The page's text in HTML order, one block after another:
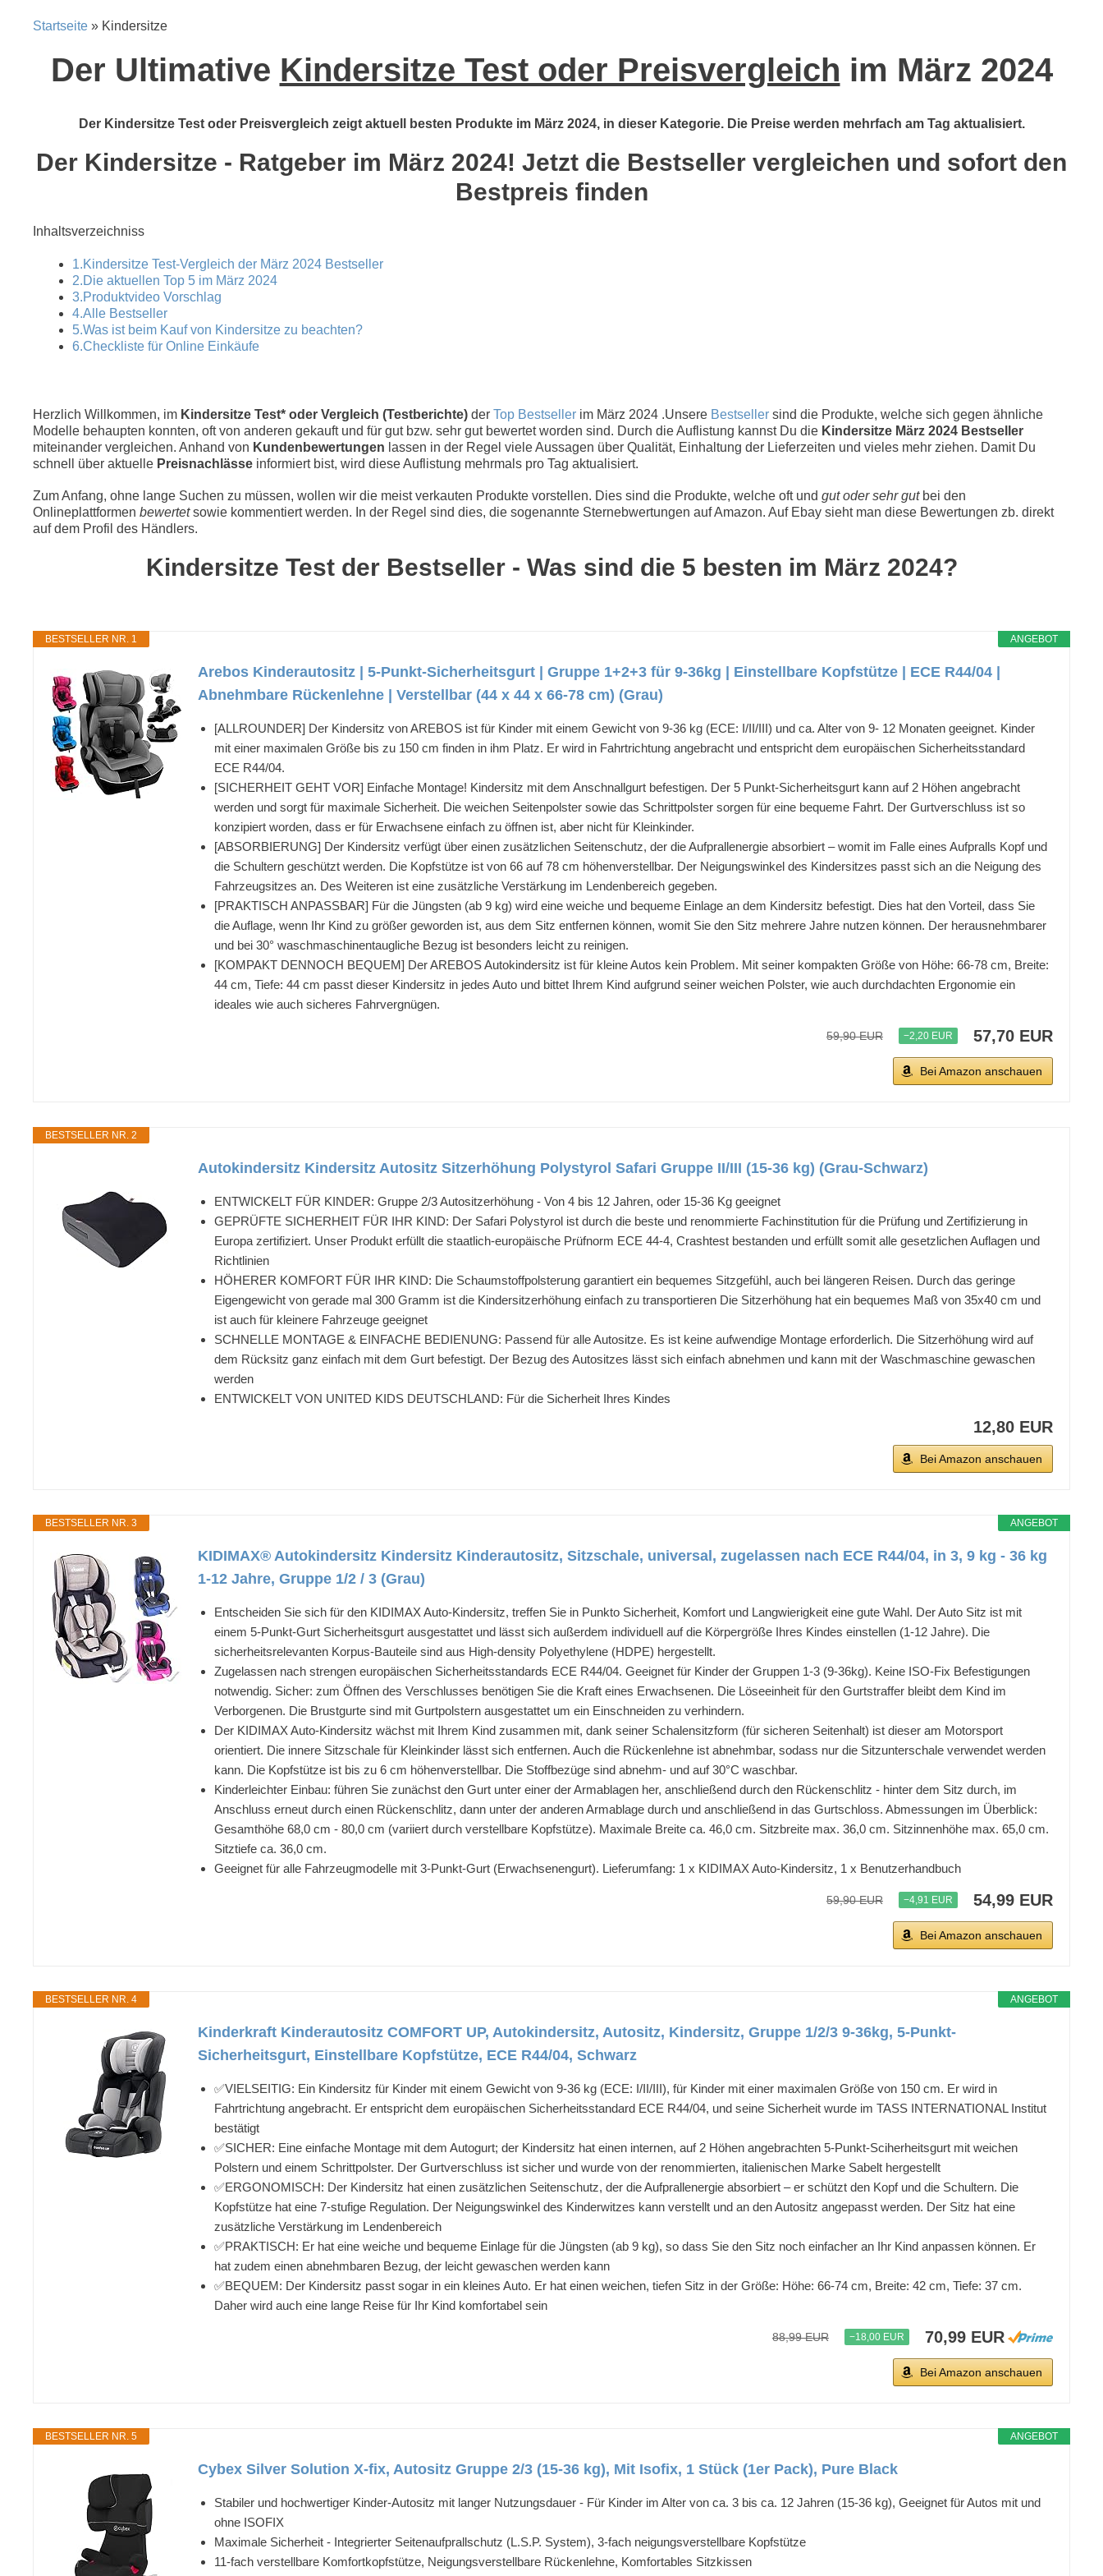
Startseite » Kindersitze
Der Ultimative Kindersitze Test oder Preisvergleich im März 2024
Der Kindersitze Test oder Preisvergleich zeigt aktuell besten Produkte im März 2024, in dieser Kategorie. Die Preise werden mehrfach am Tag aktualisiert.
Der Kindersitze - Ratgeber im März 2024! Jetzt die Bestseller vergleichen und sofort den
Bestpreis finden
Inhaltsverzeichniss
1.Kindersitze Test-Vergleich der März 2024 Bestseller
2.Die aktuellen Top 5 im März 2024
3.Produktvideo Vorschlag
4.Alle Bestseller
5.Was ist beim Kauf von Kindersitze zu beachten?
6.Checkliste für Online Einkäufe
Herzlich Willkommen, im Kindersitze Test* oder Vergleich (Testberichte) der Top Bestseller im März 2024 .Unsere Bestseller sind die Produkte, welche sich gegen ähnliche
Modelle behaupten konnten, oft von anderen gekauft und für gut bzw. sehr gut bewertet worden sind. Durch die Auflistung kannst Du die Kindersitze März 2024 Bestseller
miteinander vergleichen. Anhand von Kundenbewertungen lassen in der Regel viele Aussagen über Qualität, Einhaltung der Lieferzeiten und vieles mehr ziehen. Damit Du
schnell über aktuelle Preisnachlässe informiert bist, wird diese Auflistung mehrmals pro Tag aktualisiert.
Zum Anfang, ohne lange Suchen zu müssen, wollen wir die meist verkauten Produkte vorstellen. Dies sind die Produkte, welche oft und gut oder sehr gutbei den
Onlineplattformen bewertetsowie kommentiert werden. In der Regel sind dies, die sogenannte Sternebwertungen auf Amazon. Auf Ebay sieht man diese Bewertungen zb. direkt
auf dem Profil des Händlers.
Kindersitze Test der Bestseller - Was sind die 5 besten im März 2024?
ANGEBOT
BESTSELLER NR. 1
Arebos Kinderautositz | 5-Punkt-Sicherheitsgurt | Gruppe 1+2+3 für 9-36kg | Einstellbare Kopfstütze | ECE R44/04 |
Abnehmbare Rückenlehne | Verstellbar (44 x 44 x 66-78 cm) (Grau)
[ALLROUNDER] Der Kindersitz von AREBOS ist für Kinder mit einem Gewicht von 9-36 kg (ECE: I/II/III) und ca. Alter von 9- 12 Monaten geeignet. Kinder
mit einer maximalen Größe bis zu 150 cm finden in ihm Platz. Er wird in Fahrtrichtung angebracht und entspricht dem europäischen Sicherheitsstandard
ECE R44/04.
[SICHERHEIT GEHT VOR] Einfache Montage! Kindersitz mit dem Anschnallgurt befestigen. Der 5 Punkt-Sicherheitsgurt kann auf 2 Höhen angebracht
werden und sorgt für maximale Sicherheit. Die weichen Seitenpolster sowie das Schrittpolster sorgen für eine bequeme Fahrt. Der Gurtverschluss ist so
konzipiert worden, dass er für Erwachsene einfach zu öffnen ist, aber nicht für Kleinkinder.
[ABSORBIERUNG] Der Kindersitz verfügt über einen zusätzlichen Seitenschutz, der die Aufprallenergie absorbiert – womit im Falle eines Aufpralls Kopf und
die Schultern geschützt werden. Die Kopfstütze ist von 66 auf 78 cm höhenverstellbar. Der Neigungswinkel des Kindersitzes passt sich an die Neigung des
Fahrzeugsitzes an. Des Weiteren ist eine zusätzliche Verstärkung im Lendenbereich gegeben.
[PRAKTISCH ANPASSBAR] Für die Jüngsten (ab 9 kg) wird eine weiche und bequeme Einlage an dem Kindersitz befestigt. Dies hat den Vorteil, dass Sie
die Auflage, wenn Ihr Kind zu größer geworden ist, aus dem Sitz entfernen können, womit Sie den Sitz mehrere Jahre nutzen können. Der herausnehmbarer
und bei 30° waschmaschinentaugliche Bezug ist besonders leicht zu reinigen.
[KOMPAKT DENNOCH BEQUEM] Der AREBOS Autokindersitz ist für kleine Autos kein Problem. Mit seiner kompakten Größe von Höhe: 66-78 cm, Breite:
44 cm, Tiefe: 44 cm passt dieser Kindersitz in jedes Auto und bittet Ihrem Kind aufgrund seiner weichen Polster, wie auch durchdachten Ergonomie ein
ideales wie auch sicheres Fahrvergnügen.
59,90 EUR −2,20 EUR 57,70 EUR
Bei Amazon anschauen
BESTSELLER NR. 2
Autokindersitz Kindersitz Autositz Sitzerhöhung Polystyrol Safari Gruppe II/III (15-36 kg) (Grau-Schwarz)
ENTWICKELT FÜR KINDER: Gruppe 2/3 Autositzerhöhung - Von 4 bis 12 Jahren, oder 15-36 Kg geeignet
GEPRÜFTE SICHERHEIT FÜR IHR KIND: Der Safari Polystyrol ist durch die beste und renommierte Fachinstitution für die Prüfung und Zertifizierung in
Europa zertifiziert. Unser Produkt erfüllt die staatlich-europäische Prüfnorm ECE 44-4, Crashtest bestanden und erfüllt somit alle gesetzlichen Auflagen und
Richtlinien
HÖHERER KOMFORT FÜR IHR KIND: Die Schaumstoffpolsterung garantiert ein bequemes Sitzgefühl, auch bei längeren Reisen. Durch das geringe
Eigengewicht von gerade mal 300 Gramm ist die Kindersitzerhöhung einfach zu transportieren Die Sitzerhöhung hat ein bequemes Maß von 35x40 cm und
ist auch für kleinere Fahrzeuge geeignet
SCHNELLE MONTAGE & EINFACHE BEDIENUNG: Passend für alle Autositze. Es ist keine aufwendige Montage erforderlich. Die Sitzerhöhung wird auf
dem Rücksitz ganz einfach mit dem Gurt befestigt. Der Bezug des Autositzes lässt sich einfach abnehmen und kann mit der Waschmaschine gewaschen
werden
ENTWICKELT VON UNITED KIDS DEUTSCHLAND: Für die Sicherheit Ihres Kindes
12,80 EUR
Bei Amazon anschauen
ANGEBOT
BESTSELLER NR. 3
KIDIMAX® Autokindersitz Kindersitz Kinderautositz, Sitzschale, universal, zugelassen nach ECE R44/04, in 3, 9 kg - 36 kg
1-12 Jahre, Gruppe 1/2 / 3 (Grau)
Entscheiden Sie sich für den KIDIMAX Auto-Kindersitz, treffen Sie in Punkto Sicherheit, Komfort und Langwierigkeit eine gute Wahl. Der Auto Sitz ist mit
einem 5-Punkt-Gurt Sicherheitsgurt ausgestattet und lässt sich außerdem individuell auf die Körpergröße Ihres Kindes einstellen (1-12 Jahre). Die
sicherheitsrelevanten Korpus-Bauteile sind aus High-density Polyethylene (HDPE) hergestellt.
Zugelassen nach strengen europäischen Sicherheitsstandards ECE R44/04. Geeignet für Kinder der Gruppen 1-3 (9-36kg). Keine ISO-Fix Befestigungen
notwendig. Sicher: zum Öffnen des Verschlusses benötigen Sie die Kraft eines Erwachsenen. Die Löseeinheit für den Gurtstraffer bleibt dem Kind im
Verborgenen. Die Brustgurte sind mit Gurtpolstern ausgestattet um ein Einschneiden zu verhindern.
Der KIDIMAX Auto-Kindersitz wächst mit Ihrem Kind zusammen mit, dank seiner Schalensitzform (für sicheren Seitenhalt) ist dieser am Motorsport
orientiert. Die innere Sitzschale für Kleinkinder lässt sich entfernen. Auch die Rückenlehne ist abnehmbar, sodass nur die Sitzunterschale verwendet werden
kann. Die Kopfstütze ist bis zu 6 cm höhenverstellbar. Die Stoffbezüge sind abnehm- und auf 30°C waschbar.
Kinderleichter Einbau: führen Sie zunächst den Gurt unter einer der Armablagen her, anschließend durch den Rückenschlitz - hinter dem Sitz durch, im
Anschluss erneut durch einen Rückenschlitz, dann unter der anderen Armablage durch und anschließend in das Gurtschloss. Abmessungen im Überblick:
Gesamthöhe 68,0 cm - 80,0 cm (variiert durch verstellbare Kopfstütze). Maximale Breite ca. 46,0 cm. Sitzbreite max. 36,0 cm. Sitzinnenhöhe max. 65,0 cm.
Sitztiefe ca. 36,0 cm.
Geeignet für alle Fahrzeugmodelle mit 3-Punkt-Gurt (Erwachsenengurt). Lieferumfang: 1 x KIDIMAX Auto-Kindersitz, 1 x Benutzerhandbuch
59,90 EUR −4,91 EUR 54,99 EUR
Bei Amazon anschauen
ANGEBOT
BESTSELLER NR. 4
Kinderkraft Kinderautositz COMFORT UP, Autokindersitz, Autositz, Kindersitz, Gruppe 1/2/3 9-36kg, 5-Punkt-
Sicherheitsgurt, Einstellbare Kopfstütze, ECE R44/04, Schwarz
✅VIELSEITIG: Ein Kindersitz für Kinder mit einem Gewicht von 9-36 kg (ECE: I/II/III), für Kinder mit einer maximalen Größe von 150 cm. Er wird in
Fahrtrichtung angebracht. Er entspricht dem europäischen Sicherheitsstandard ECE R44/04, und seine Sicherheit wurde im TASS INTERNATIONAL Institut
bestätigt
✅SICHER: Eine einfache Montage mit dem Autogurt; der Kindersitz hat einen internen, auf 2 Höhen angebrachten 5-Punkt-Sciherheitsgurt mit weichen
Polstern und einem Schrittpolster. Der Gurtverschluss ist sicher und wurde von der renommierten, italienischen Marke Sabelt hergestellt
✅ERGONOMISCH: Der Kindersitz hat einen zusätzlichen Seitenschutz, der die Aufprallenergie absorbiert – er schützt den Kopf und die Schultern. Die
Kopfstütze hat eine 7-stufige Regulation. Der Neigungswinkel des Kinderwitzes kann verstellt und an den Autositz angepasst werden. Der Sitz hat eine
zusätzliche Verstärkung im Lendenbereich
✅PRAKTISCH: Er hat eine weiche und bequeme Einlage für die Jüngsten (ab 9 kg), so dass Sie den Sitz noch einfacher an Ihr Kind anpassen können. Er
hat zudem einen abnehmbaren Bezug, der leicht gewaschen werden kann
✅BEQUEM: Der Kindersitz passt sogar in ein kleines Auto. Er hat einen weichen, tiefen Sitz in der Größe: Höhe: 66-74 cm, Breite: 42 cm, Tiefe: 37 cm.
Daher wird auch eine lange Reise für Ihr Kind komfortabel sein
88,99 EUR −18,00 EUR 70,99 EUR
Bei Amazon anschauen
ANGEBOT
BESTSELLER NR. 5
Cybex Silver Solution X-fix, Autositz Gruppe 2/3 (15-36 kg), Mit Isofix, 1 Stück (1er Pack), Pure Black
Stabiler und hochwertiger Kinder-Autositz mit langer Nutzungsdauer - Für Kinder im Alter von ca. 3 bis ca. 12 Jahren (15-36 kg), Geeignet für Autos mit und
ohne ISOFIX
Maximale Sicherheit - Integrierter Seitenaufprallschutz (L.S.P. System), 3-fach neigungsverstellbare Kopfstütze
11-fach verstellbare Komfortkopfstütze, Neigungsverstellbare Rückenlehne, Komfortables Sitzkissen